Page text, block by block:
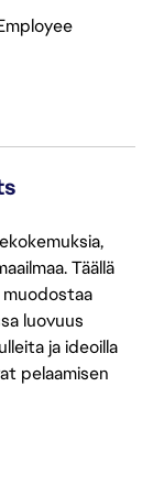
Täällä
muodostaa
luovuus
ja ideoilla
pelaamisen